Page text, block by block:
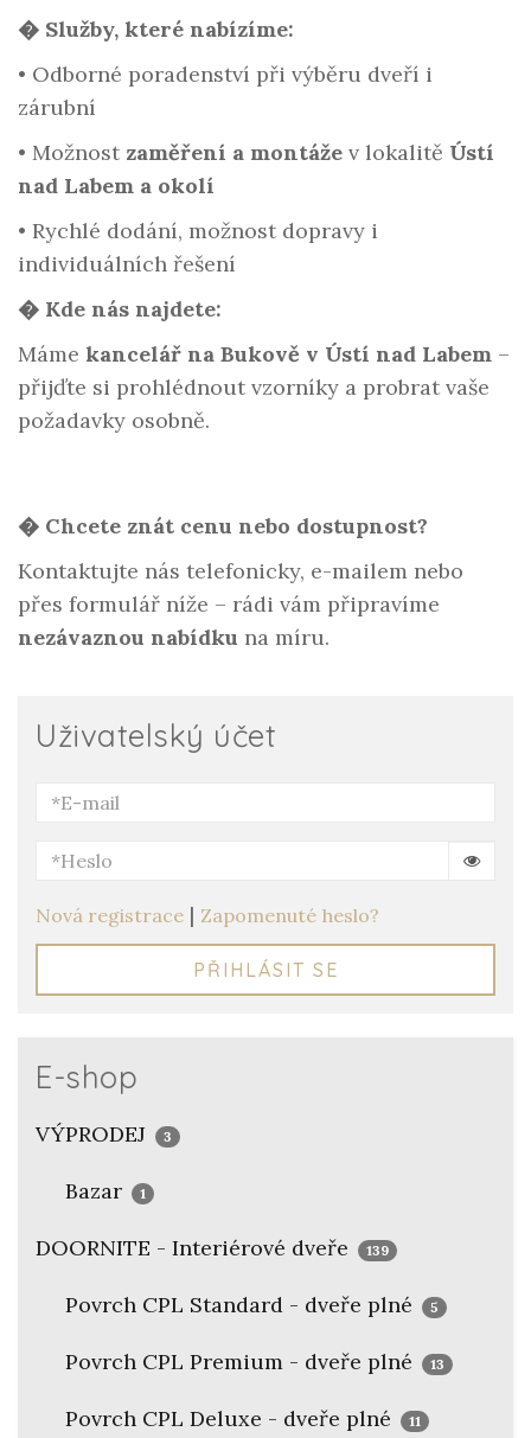
Uživatelský účet
Nová registrace | Zapomenuté heslo?
PŘIHLÁSIT SE
E-shop
VÝPRODEJ 3
Bazar 1
DOORNITE - Interiérové dveře 139
Povrch CPL Standard - dveře plné 5
Povrch CPL Premium - dveře plné 13
Povrch CPL Deluxe - dveře plné 11
�️ Služby, které nabízíme:
• Odborné poradenství při výběru dveří i
zárubní
• Možnost zaměření a montáže v lokalitě Ústí
nad Labem a okolí
• Rychlé dodání, možnost dopravy i
individuálních řešení
� Kde nás najdete:
Máme kancelář na Bukově v Ústí nad Labem –
přijďte si prohlédnout vzorníky a probrat vaše
požadavky osobně.
� Chcete znát cenu nebo dostupnost?
Kontaktujte nás telefonicky, e-mailem nebo
přes formulář níže – rádi vám připravíme
nezávaznou nabídku na míru.